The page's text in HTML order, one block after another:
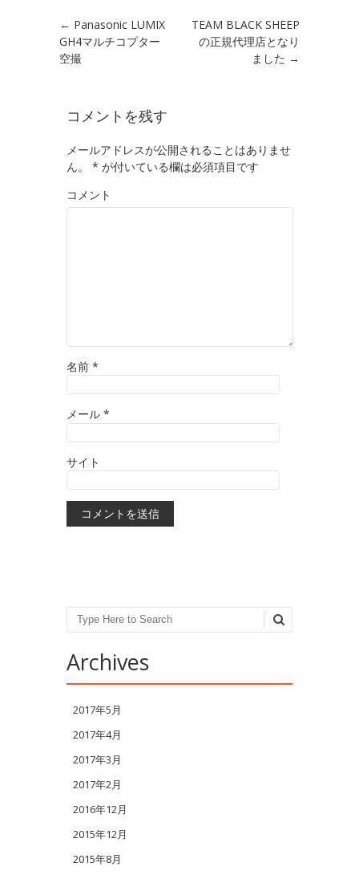
Post navigation
← Panasonic LUMIX
GH4マルチコプター
空撮
TEAM BLACK SHEEP
の正規代理店となり
ました →
コメントを残す
メールアドレスが公開されることはありませ
ん。
* が付いている欄は必須項目です
コメント
名前 *
メール *
サイト
Search
Archives
2017年5月
2017年4月
2017年3月
2017年2月
2016年12月
2015年12月
2015年8月